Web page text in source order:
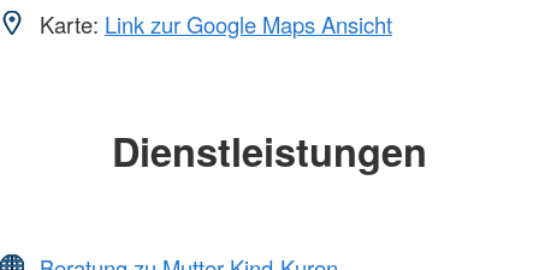
Karte: Link zur Google Maps Ansicht
Dienstleistungen